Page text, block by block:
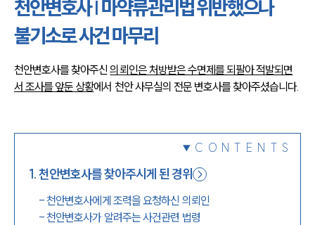
천안이혼전문변호사
천안학교폭력변호사
천안부동산변호사
천안음주운전·교통사고변호사
천안변호사 업무분야
천안변호사 주요 업무사례
천안 분사무소 오시는 길
1800-7905
천안변호사 | 마약류관리법 위반했으나
불기소로 사건 마무리
천안변호사를 찾아주신의뢰인은 처방받은 수면제를 되팔아 적발되면
서 조사를 앞둔 상황에서 천안 사무실의 전문 변호사를 찾아주셨습니다.
CONTENTS
1.천안변호사를 찾아주시게 된 경위
- 천안변호사에게 조력을 요청하신 의뢰인
- 천안변호사가 알려주는 사건관련 법령